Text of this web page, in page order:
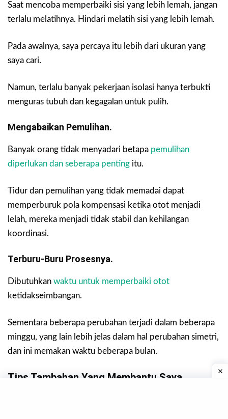
Saat mencoba memperbaiki sisi yang lebih lemah, jangan
terlalu melatihnya. Hindari melatih sisi yang lebih lemah.
Pada awalnya, saya percaya itu lebih dari ukuran yang
saya cari.
Namun, terlalu banyak pekerjaan isolasi hanya terbukti
menguras tubuh dan kegagalan untuk pulih.
Mengabaikan Pemulihan.
Banyak orang tidak menyadari betapa pemulihan
diperlukan dan seberapa penting itu.
Tidur dan pemulihan yang tidak memadai dapat
memperburuk pola kompensasi ketika otot menjadi
lelah, mereka menjadi tidak stabil dan kehilangan
koordinasi.
Terburu-Buru Prosesnya.
Dibutuhkan waktu untuk memperbaiki otot
ketidakseimbangan.
Sementara beberapa perubahan terjadi dalam beberapa
minggu, yang lain lebih jelas dalam hal perubahan simetri,
dan ini memakan waktu beberapa bulan.
Tips Tambahan Yang Membantu Saya.